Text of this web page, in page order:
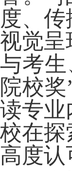
度、
视觉呈
与考
院校
读专业
校在探
高度认